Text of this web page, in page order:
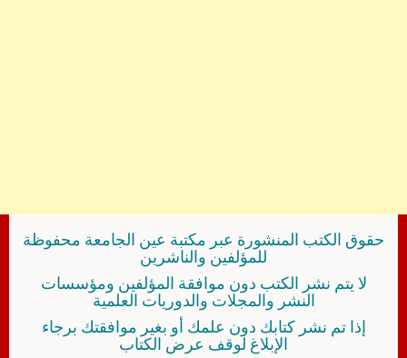
حقوق الكتب المنشورة عبر مكتبة عين الجامعة محفوظة
للمؤلفين والناشرين
لا يتم نشر الكتب دون موافقة المؤلفين ومؤسسات
النشر والمجلات والدوريات العلمية
إذا تم نشر كتابك دون علمك أو بغير موافقتك برجاء
الإبلاغ لوقف عرض الكتاب